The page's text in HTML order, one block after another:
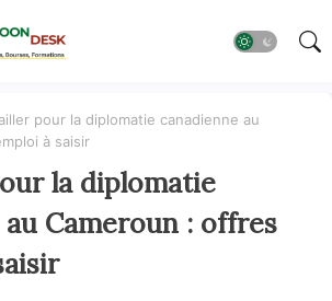
pour la diplomatie canadienne au
à saisir
la diplomatie
Cameroun : offres